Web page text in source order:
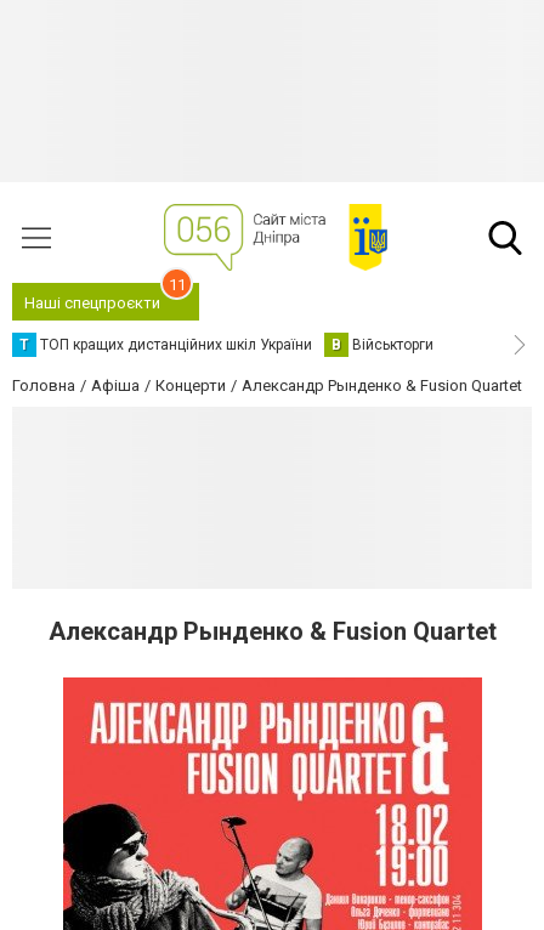
Наші спецпроєкти
11
Т ТОП кращих дистанційних шкіл України В Військторги
Головна Афіша Концерти Александр Рынденко & Fusion Quartet
Александр Рынденко & Fusion Quartet